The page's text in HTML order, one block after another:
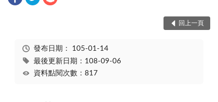
回上一頁
發布日期： 105-01-14
最後更新日期：108-09-06
資料點閱次數：817